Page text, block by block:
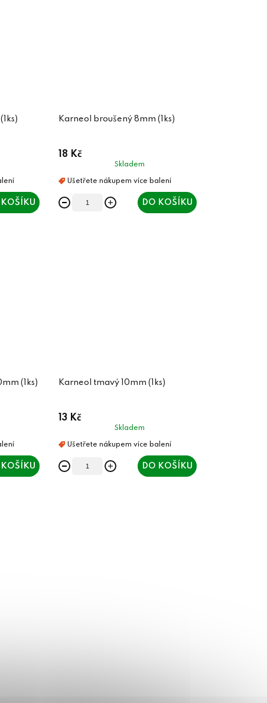
KOŠÍKU
Karneol broušený 8mm (1ks)
18 Kč
Skladem
DO KOŠÍKU
(1ks)
KOŠÍKU
Karneol tmavý 10mm (1ks)
13 Kč
Skladem
DO KOŠÍKU